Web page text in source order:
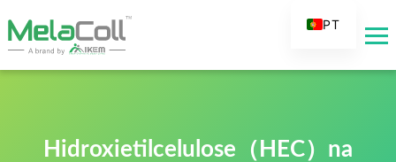
Hidroxietilcelulose（HEC）na
PT
ES